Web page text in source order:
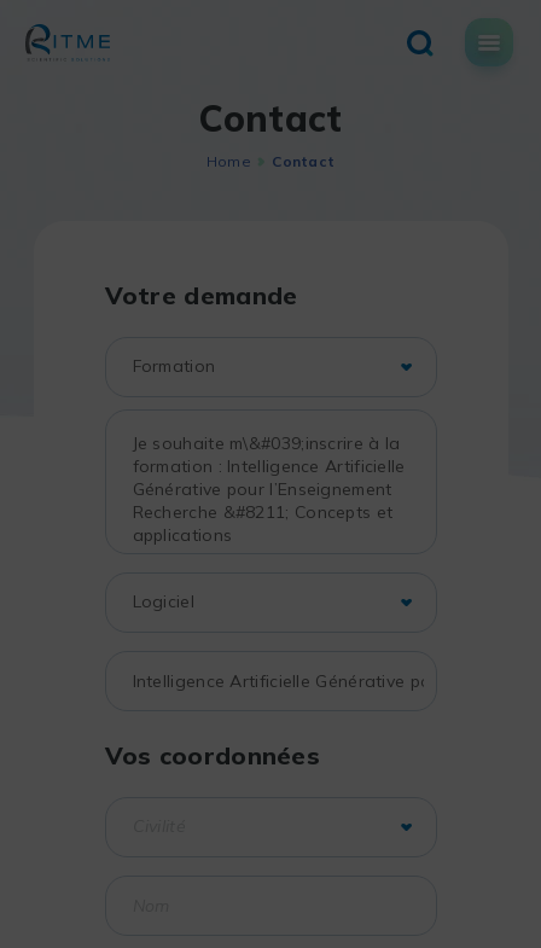
content
Contact
Home Contact
Votre demande
Vos coordonnées